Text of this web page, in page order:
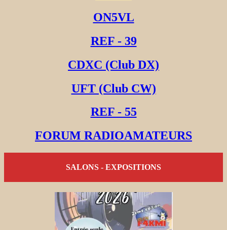
ON5VL
REF - 39
CDXC (Club DX)
UFT (Club CW)
REF - 55
FORUM RADIOAMATEURS
SALONS - EXPOSITIONS